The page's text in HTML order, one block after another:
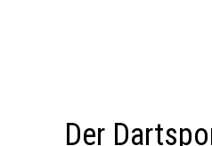
Der